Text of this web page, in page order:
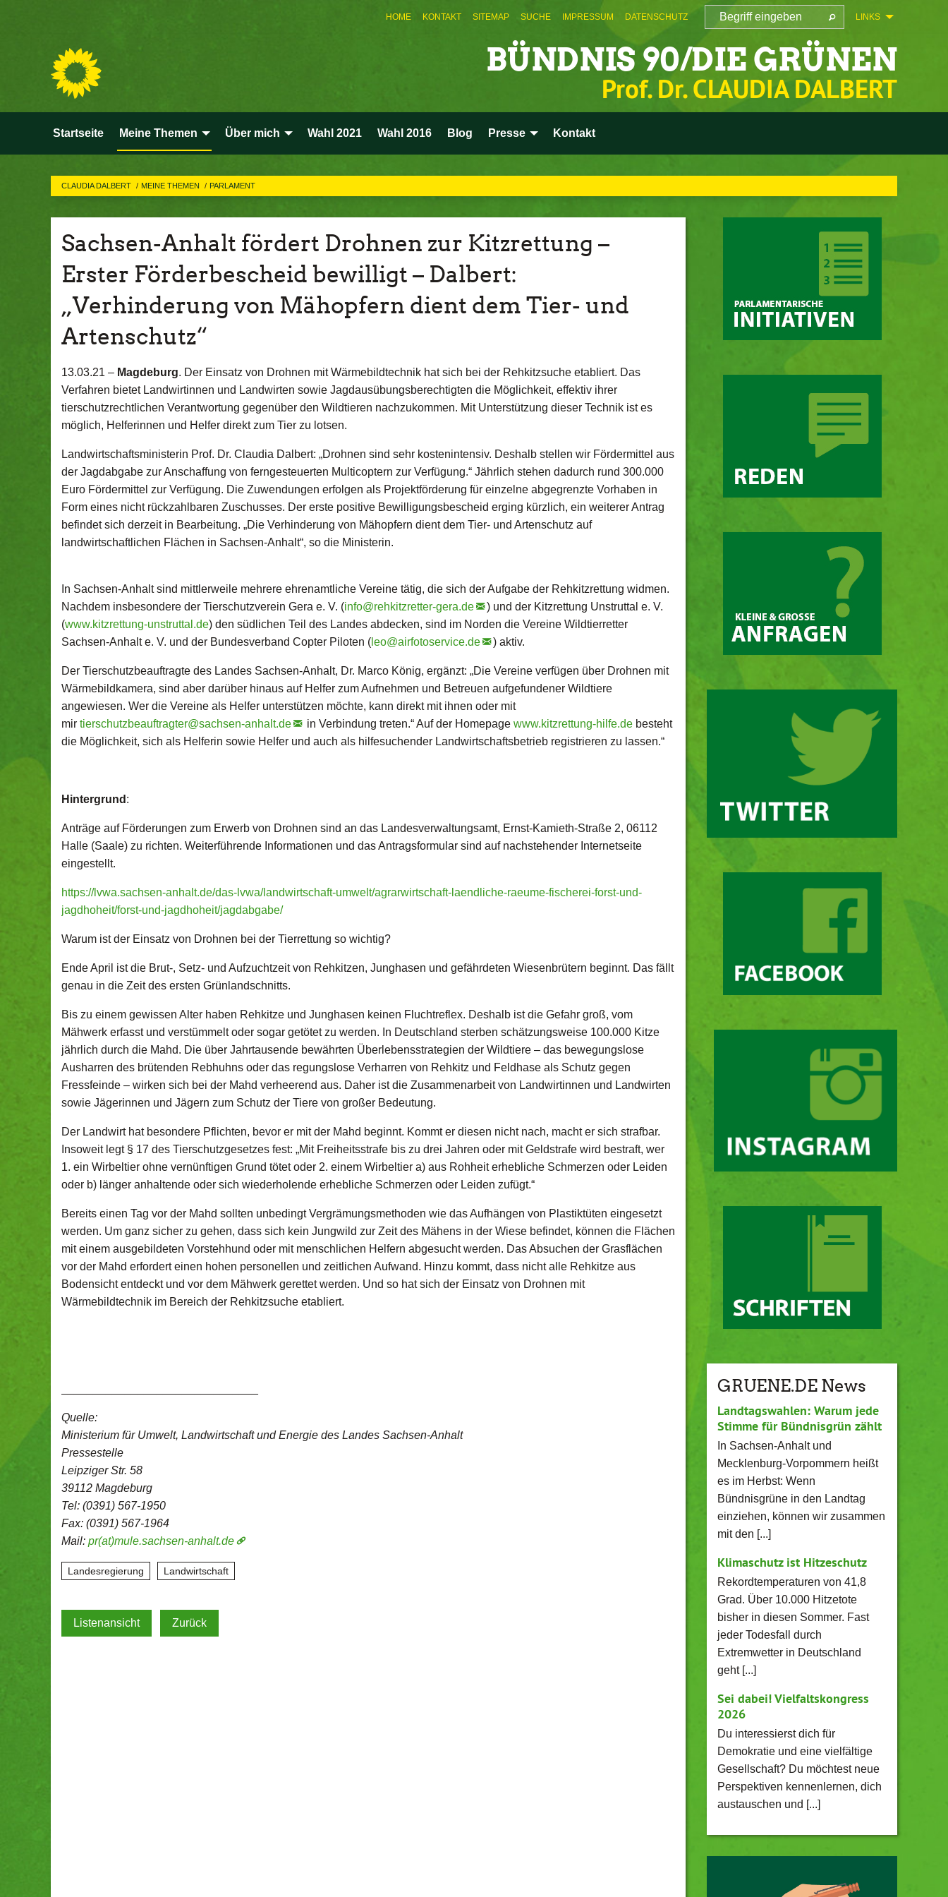
LINKS
HOME KONTAKT SITEMAP SUCHE IMPRESSUM DATENSCHUTZ
BÜNDNIS 90/DIE GRÜNEN
Prof. Dr. CLAUDIA DALBERT
Startseite Meine Themen Über mich Wahl 2021 Wahl 2016 Blog Presse Kontakt
CLAUDIA DALBERT MEINE THEMEN PARLAMENT
Sachsen-Anhalt fördert Drohnen zur Kitzrettung –
Erster Förderbescheid bewilligt – Dalbert:
„Verhinderung von Mähopfern dient dem Tier- und
Artenschutz“
13.03.21 – Magdeburg. Der Einsatz von Drohnen mit Wärmebildtechnik hat sich bei der Rehkitzsuche etabliert. Das
Verfahren bietet Landwirtinnen und Landwirten sowie Jagdausübungsberechtigten die Möglichkeit, effektiv ihrer
tierschutzrechtlichen Verantwortung gegenüber den Wildtieren nachzukommen. Mit Unterstützung dieser Technik ist es
möglich, Helferinnen und Helfer direkt zum Tier zu lotsen.
Landwirtschaftsministerin Prof. Dr. Claudia Dalbert: „Drohnen sind sehr kostenintensiv. Deshalb stellen wir Fördermittel aus
der Jagdabgabe zur Anschaffung von ferngesteuerten Multicoptern zur Verfügung.“ Jährlich stehen dadurch rund 300.000
Euro Fördermittel zur Verfügung. Die Zuwendungen erfolgen als Projektförderung für einzelne abgegrenzte Vorhaben in
Form eines nicht rückzahlbaren Zuschusses. Der erste positive Bewilligungsbescheid erging kürzlich, ein weiterer Antrag
befindet sich derzeit in Bearbeitung. „Die Verhinderung von Mähopfern dient dem Tier- und Artenschutz auf
landwirtschaftlichen Flächen in Sachsen-Anhalt“, so die Ministerin.
In Sachsen-Anhalt sind mittlerweile mehrere ehrenamtliche Vereine tätig, die sich der Aufgabe der Rehkitzrettung widmen.
Nachdem insbesondere der Tierschutzverein Gera e. V. (info@rehkitzretter-gera.de
) und der Kitzrettung Unstruttal e. V.
(www.kitzrettung-unstruttal.de) den südlichen Teil des Landes abdecken, sind im Norden die Vereine Wildtierretter
Sachsen-Anhalt e. V. und der Bundesverband Copter Piloten ( leo@airfotoservice.de ) aktiv.
Der Tierschutzbeauftragte des Landes Sachsen-Anhalt, Dr. Marco König, ergänzt: „Die Vereine verfügen über Drohnen mit
Wärmebildkamera, sind aber darüber hinaus auf Helfer zum Aufnehmen und Betreuen aufgefundener Wildtiere
angewiesen. Wer die Vereine als Helfer unterstützen möchte, kann direkt mit ihnen oder mit
mir tierschutzbeauftragter@sachsen-anhalt.de in Verbindung treten.“ Auf der Homepagewww.kitzrettung-hilfe.de besteht
die Möglichkeit, sich als Helferin sowie Helfer und auch als hilfesuchender Landwirtschaftsbetrieb registrieren zu lassen.“
Hintergrund :
Anträge auf Förderungen zum Erwerb von Drohnen sind an das Landesverwaltungsamt, Ernst-Kamieth-Straße 2, 06112
Halle (Saale) zu richten. Weiterführende Informationen und das Antragsformular sind auf nachstehender Internetseite
eingestellt.
https://lvwa.sachsen-anhalt.de/das-lvwa/landwirtschaft-umwelt/agrarwirtschaft-laendliche-raeume-fischerei-forst-und-
jagdhoheit/forst-und-jagdhoheit/jagdabgabe/
Warum ist der Einsatz von Drohnen bei der Tierrettung so wichtig?
Ende April ist die Brut-, Setz- und Aufzuchtzeit von Rehkitzen, Junghasen und gefährdeten Wiesenbrütern beginnt. Das fällt
genau in die Zeit des ersten Grünlandschnitts.
Bis zu einem gewissen Alter haben Rehkitze und Junghasen keinen Fluchtreflex. Deshalb ist die Gefahr groß, vom
Mähwerk erfasst und verstümmelt oder sogar getötet zu werden. In Deutschland sterben schätzungsweise 100.000 Kitze
jährlich durch die Mahd. Die über Jahrtausende bewährten Überlebensstrategien der Wildtiere – das bewegungslose
Ausharren des brütenden Rebhuhns oder das regungslose Verharren von Rehkitz und Feldhase als Schutz gegen
Fressfeinde – wirken sich bei der Mahd verheerend aus. Daher ist die Zusammenarbeit von Landwirtinnen und Landwirten
sowie Jägerinnen und Jägern zum Schutz der Tiere von großer Bedeutung.
Der Landwirt hat besondere Pflichten, bevor er mit der Mahd beginnt. Kommt er diesen nicht nach, macht er sich strafbar.
Insoweit legt § 17 des Tierschutzgesetzes fest: „Mit Freiheitsstrafe bis zu drei Jahren oder mit Geldstrafe wird bestraft, wer
1. ein Wirbeltier ohne vernünftigen Grund tötet oder 2. einem Wirbeltier a) aus Rohheit erhebliche Schmerzen oder Leiden
oder b) länger anhaltende oder sich wiederholende erhebliche Schmerzen oder Leiden zufügt.“
Bereits einen Tag vor der Mahd sollten unbedingt Vergrämungsmethoden wie das Aufhängen von Plastiktüten eingesetzt
werden. Um ganz sicher zu gehen, dass sich kein Jungwild zur Zeit des Mähens in der Wiese befindet, können die Flächen
mit einem ausgebildeten Vorstehhund oder mit menschlichen Helfern abgesucht werden. Das Absuchen der Grasflächen
vor der Mahd erfordert einen hohen personellen und zeitlichen Aufwand. Hinzu kommt, dass nicht alle Rehkitze aus
Bodensicht entdeckt und vor dem Mähwerk gerettet werden. Und so hat sich der Einsatz von Drohnen mit
Wärmebildtechnik im Bereich der Rehkitzsuche etabliert.
Quelle:
Ministerium für Umwelt, Landwirtschaft und Energie des Landes Sachsen-Anhalt
Pressestelle
Leipziger Str. 58
39112 Magdeburg
Tel: (0391) 567-1950
Fax: (0391) 567-1964
Mail: pr(at)mule.sachsen-anhalt.de
Landesregierung Landwirtschaft
Listenansicht Zurück
GRUENE.DE News
Landtagswahlen: Warum jede
Stimme für Bündnisgrün zählt
In Sachsen-Anhalt und
Mecklenburg-Vorpommern heißt
es im Herbst: Wenn
Bündnisgrüne in den Landtag
einziehen, können wir zusammen
mit den [...]
Klimaschutz ist Hitzeschutz
Rekordtemperaturen von 41,8
Grad. Über 10.000 Hitzetote
bisher in diesen Sommer. Fast
jeder Todesfall durch
Extremwetter in Deutschland
geht [...]
Sei dabei! Vielfaltskongress
2026
Du interessierst dich für
Demokratie und eine vielfältige
Gesellschaft? Du möchtest neue
Perspektiven kennenlernen, dich
austauschen und [...]